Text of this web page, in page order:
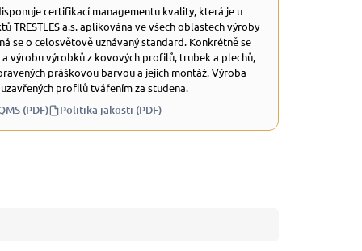
certifikací managementu kvality, která je u
TRESTLES a.s. aplikována ve všech oblastech výroby
se o celosvětově uznávaný standard. Konkrétně se
a výrobu výrobků z kovových profilů, trubek a plechů,
práškovou barvou a jejich montáž. Výroba
profilů tvářením za studena.
(PDF) Politika jakosti (PDF)